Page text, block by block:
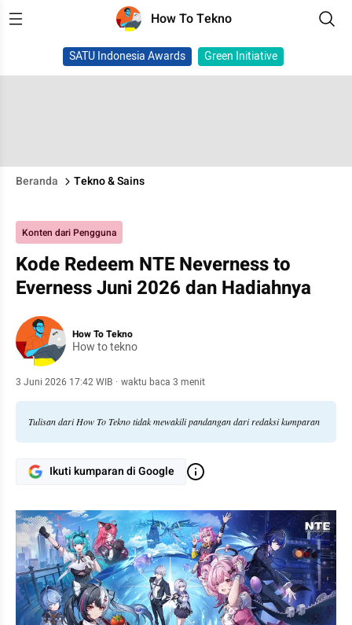
How To Tekno
SATU Indonesia Awards Green Initiative
Beranda Tekno & Sains
Konten dari Pengguna
Kode Redeem NTE Neverness to
Everness Juni 2026 dan Hadiahnya
How To Tekno
How to tekno
3 Juni 2026 17:42 WIB · waktu baca 3 menit
Tulisan dari How To Tekno tidak mewakili pandangan dari redaksi kumparan
Ikuti kumparan di Google